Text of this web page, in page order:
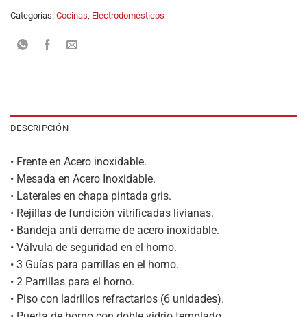
Categorías: Cocinas Electrodomésticos
DESCRIPCIÓN
• Frente en Acero inoxidable.
• Mesada en Acero Inoxidable.
• Laterales en chapa pintada gris.
• Rejillas de fundición vitrificadas livianas.
• Bandeja anti derrame de acero inoxidable.
• Válvula de seguridad en el horno.
• 3 Guías para parrillas en el horno.
• 2 Parrillas para el horno.
• Piso con ladrillos refractarios (6 unidades).